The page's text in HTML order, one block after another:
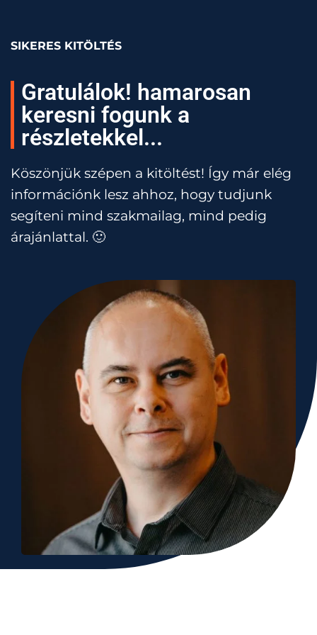
SIKERES KITÖLTÉS
Gratulálok! hamarosan
keresni fogunk a
részletekkel...
Köszönjük szépen a kitöltést! Így már elég
információnk lesz ahhoz, hogy tudjunk
segíteni mind szakmailag, mind pedig
árajánlattal. 🙂